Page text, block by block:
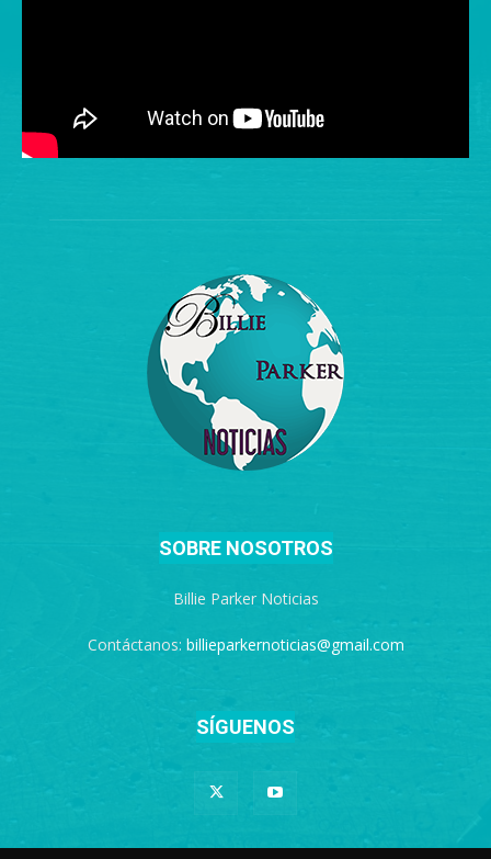
SOBRE NOSOTROS
Billie Parker Noticias
Contáctanos: billieparkernoticias@gmail.com
SÍGUENOS